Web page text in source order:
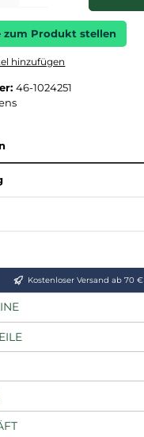
zum Produkt stellen
hinzufügen
46-1024251
Kostenloser Versand ab 70 €